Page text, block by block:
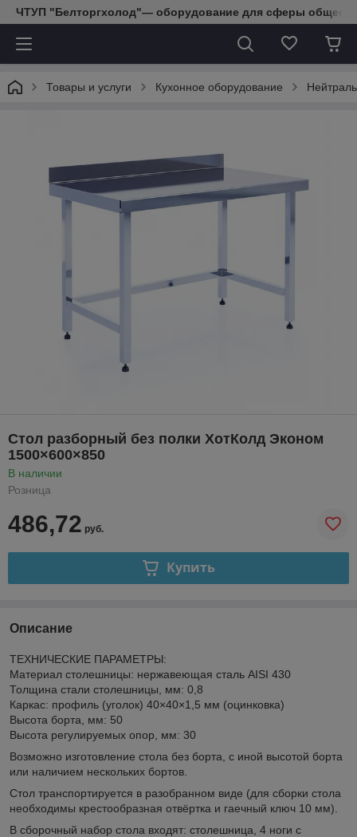
ЧТУП "Белторгхолод"— оборудование для сферы
Товары и услуги Кухонное оборудование
Стол разборный без полки ХотКолд Эконом
1500×600×850
В наличии
Розница
486,72 руб.
Купить
Описание
ТЕХНИЧЕСКИЕ ПАРАМЕТРЫ:
Материал столешницы: нержавеющая cталь AISI 430
Толщина стали столешницы, мм: 0,8
Каркас: профиль (уголок) 40×40×1,5 мм (оцинковка)
Высота борта, мм: 50
Высота регулируемых опор, мм: 30
Возможно изготовление стола без борта, с иной высотой борта
или наличием нескольких бортов.
Стол транспортируется в разобранном виде (для сборки стола
необходимы крестообразная отвёртка и гаечный ключ 10 мм).
В сборочный набор стола входят: столешница, 4 ноги с